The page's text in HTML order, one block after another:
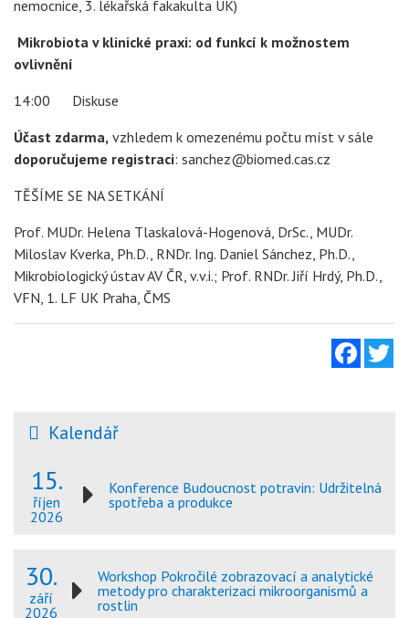
nemocnice, 3. lékařská fakakulta UK)
Mikrobiota v klinické praxi: od funkcí k možnostem
ovlivnění
14:00 Diskuse
Účast zdarma, vzhledem k omezenému počtu míst v sále
doporučujeme registraci: sanchez@biomed.cas.cz
TĚŠÍME SE NA SETKÁNÍ
Prof. MUDr. Helena Tlaskalová-Hogenová, DrSc., MUDr.
Miloslav Kverka, Ph.D., RNDr. Ing. Daniel Sánchez, Ph.D.,
Mikrobiologický ústav AV ČR, v.v.i.; Prof. RNDr. Jiří Hrdý, Ph.D.,
VFN, 1. LF UK Praha, ČMS
Kalendář
15.
říjen
2026
Konference Budoucnost potravin: Udržitelná
spotřeba a produkce
30.
září
2026
Workshop Pokročilé zobrazovací a analytické
metody pro charakterizaci mikroorganismů a
rostlin